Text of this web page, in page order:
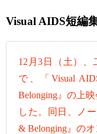
Visual AIDS短編
12月3日（土）、
で、「Visual
Belonging』の上
した。同日、ノ
& Belonging』の